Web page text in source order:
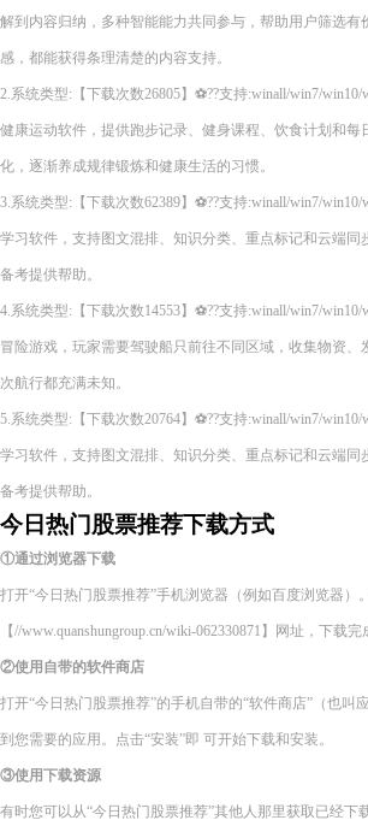
解到内容归纳，多种智能能力共同参与，帮助用户筛选
感，都能获得条理清楚的内容支持。
2.系统类型:【下载次数26805】⚽??支持:winall/win7/
健康运动软件，提供跑步记录、健身课程、饮食计划和
化，逐渐养成规律锻炼和健康生活的习惯。
3.系统类型:【下载次数62389】⚽??支持:winall/win7/
学习软件，支持图文混排、知识分类、重点标记和云端
备考提供帮助。
4.系统类型:【下载次数14553】⚽??支持:winall/win7/
冒险游戏，玩家需要驾驶船只前往不同区域，收集物资
次航行都充满未知。
5.系统类型:【下载次数20764】⚽??支持:winall/win7/
学习软件，支持图文混排、知识分类、重点标记和云端
备考提供帮助。
今日热门股票推荐下载方式
①通过浏览器下载
打开“今日热门股票推荐”手机浏览器（例如百度浏览器
【//www.quanshungroup.cn/wiki-062330871】网址，下载完
②使用自带的软件商店
打开“今日热门股票推荐”的手机自带的“软件商店”（也
到您需要的应用。点击“安装”即 可开始下载和安装。
③使用下载资源
有时您可以从“今日热门股票推荐”其他人那里获取已经